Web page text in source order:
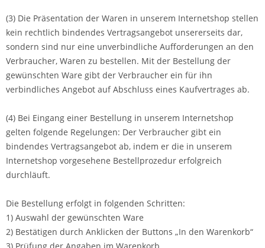
(3) Die Präsentation der Waren in unserem Internetshop stellen
kein rechtlich bindendes Vertragsangebot unsererseits dar,
sondern sind nur eine unverbindliche Aufforderungen an den
Verbraucher, Waren zu bestellen. Mit der Bestellung der
gewünschten Ware gibt der Verbraucher ein für ihn
verbindliches Angebot auf Abschluss eines Kaufvertrages ab.
(4) Bei Eingang einer Bestellung in unserem Internetshop
gelten folgende Regelungen: Der Verbraucher gibt ein
bindendes Vertragsangebot ab, indem er die in unserem
Internetshop vorgesehene Bestellprozedur erfolgreich
durchläuft.
Die Bestellung erfolgt in folgenden Schritten:
1) Auswahl der gewünschten Ware
2) Bestätigen durch Anklicken der Buttons „In den Warenkorb“